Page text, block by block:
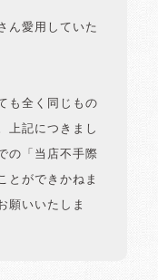
ん愛用していた
も全く同じもの
上記につきまし
の「当店不手際
とができかねま
願いいたしま